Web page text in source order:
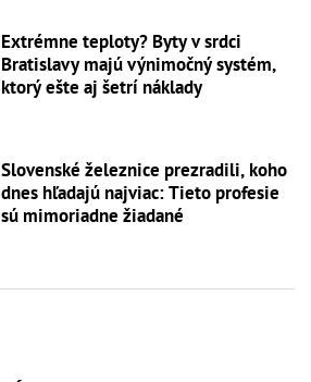
Extrémne teploty? Byty v srdci
Bratislavy majú výnimočný systém,
ktorý ešte aj šetrí náklady
Slovenské železnice prezradili, koho
dnes hľadajú najviac: Tieto profesie
sú mimoriadne žiadané